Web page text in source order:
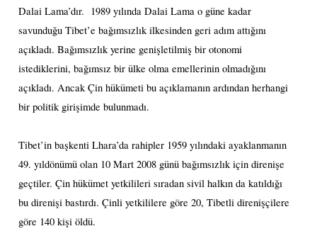
Dalai Lama’dır.
1989 yılında Dalai Lama o güne kadar
savunduğu Tibet’e bağımsızlık ilkesinden geri adım attığını
açıkladı. Bağımsızlık yerine genişletilmiş bir otonomi
istediklerini, bağımsız bir ülke olma emellerinin olmadığını
açıkladı. Ancak Çin hükümeti bu açıklamanın ardından herhangi
bir politik girişimde bulunmadı.
Tibet’in başkenti Lhara’da rahipler 1959 yılındaki ayaklanmanın
49. yıldönümü olan 10 Mart 2008 günü bağımsızlık için direnişe
geçtiler. Çin hükümet yetkilileri sıradan sivil halkın da katıldığı
bu direnişi bastırdı. Çinli yetkililere göre 20, Tibetli direnişçilere
göre 140 kişi öldü.